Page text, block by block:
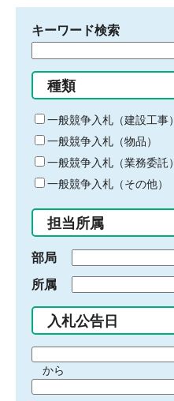
キーワード検索
る
キ
ー
ワ
ー
ド
入
力
種類
一般競争入札（建設工事）
一般競争入札（物品）
一般競争入札（業務委託）
一般競争入札（その他）
担当所属
部局
所属
入札公告日
間から